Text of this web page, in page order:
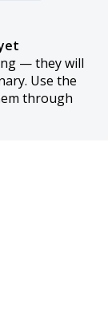
— they will
Use the
through